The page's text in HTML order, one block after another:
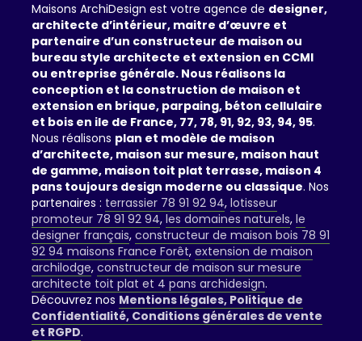
Maisons ArchiDesign est votre agence de designer,
architecte d’intérieur, maitre d’œuvre et
partenaire d’un constructeur de maison ou
bureau style architecte et extension en CCMI
ou entreprise générale. Nous réalisons la
conception et la construction de maison et
extension en brique, parpaing, béton cellulaire
et bois en ile de France, 77, 78, 91, 92, 93, 94, 95.
Nous réalisons plan et modèle de maison
d’architecte, maison sur mesure, maison haut
de gamme, maison toit plat terrasse, maison 4
pans toujours design moderne ou classique. Nos
partenaires : terrassier 78 91 92 94, lotisseur
promoteur 78 91 92 94, les domaines naturels, le
designer français, constructeur de maison bois 78 91
92 94 maisons France Forêt, extension de maison
archilodge, constructeur de maison sur mesure
architecte toit plat et 4 pans archidesign.
Découvrez nos Mentions légales, Politique de
Confidentialité, Conditions générales de vente
et RGPD.